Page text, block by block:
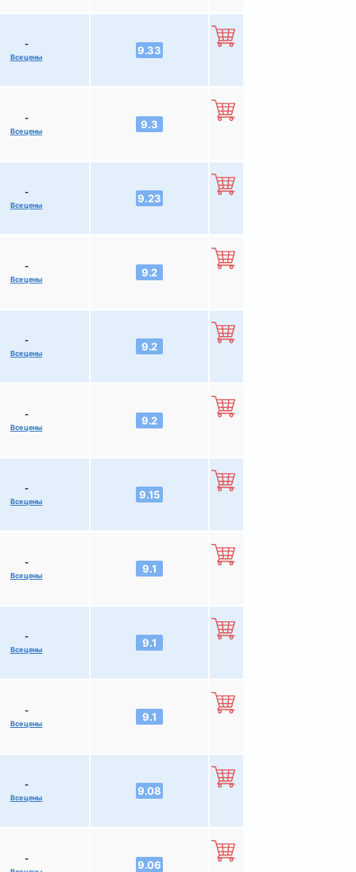
-
Все цены
9.33
-
Все цены
9.3
-
Все цены
9.23
-
Все цены
9.2
-
Все цены
9.2
-
Все цены
9.2
-
Все цены
9.15
-
Все цены
9.1
-
Все цены
9.1
-
Все цены
9.1
-
Все цены
9.08
- 9.06